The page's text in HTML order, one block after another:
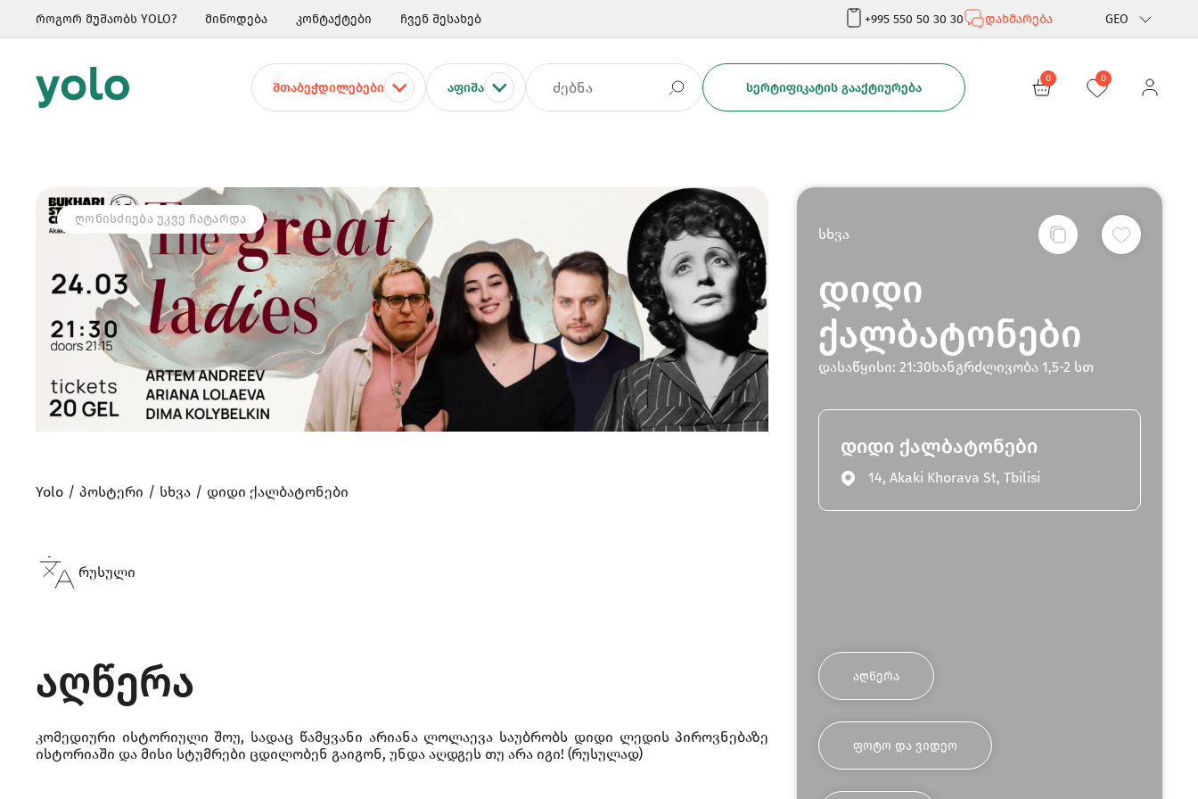
როგორ მუშაობს YOLO? მიწოდება კონტაქტები ჩვენ შესახებ +995 550 50 30 30 დახმარება GEO
Rus
ᲨᲗᲐᲑᲔᲭᲓᲘᲚᲔᲑᲔᲑᲘ ᲐᲤᲘᲨᲐ ᲡᲔᲠᲢᲘᲤᲘᲙᲐᲢᲘᲡ ᲒᲐᲐᲥᲢᲘᲣᲠᲔᲑᲐ
0 0
ᲦᲝᲜᲘᲡᲫᲘᲔᲑᲐ ᲣᲙᲕᲔ ᲩᲐᲢᲐᲠᲓᲐ
სხვა
დიდი
ქალბატონები
დასაწყისი: 21:30ხანგრძლივობა 1,5-2 სთ
დიდი ქალბატონები
14, Akaki Khorava St, Tbilisi
ᲐᲦᲬᲔᲠᲐ
ᲤᲝᲢᲝ ᲓᲐ ᲕᲘᲓᲔᲝ
Yolo პოსტერი სხვა დიდი ქალბატონები
რუსული
აღწერა
კომედიური ისტორიული შოუ, სადაც წამყვანი არიანა ლოლაევა საუბრობს დიდი ლედის პიროვნებაზე
ისტორიაში და მისი სტუმრები ცდილობენ გაიგონ, უნდა აღდგეს თუ არა იგი! (რუსულად)